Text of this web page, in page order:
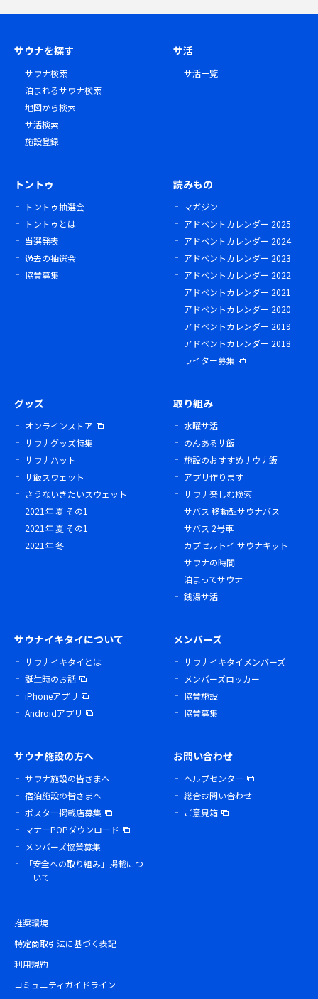
サウナを探す
サウナ検索
泊まれるサウナ検索
地図から検索
サ活検索
施設登録
サ活
サ活一覧
トントゥ
トントゥ抽選会
トントゥとは
当選発表
過去の抽選会
協賛募集
読みもの
マガジン
アドベントカレンダー 2025
アドベントカレンダー 2024
アドベントカレンダー 2023
アドベントカレンダー 2022
アドベントカレンダー 2021
アドベントカレンダー 2020
アドベントカレンダー 2019
アドベントカレンダー 2018
ライター募集
グッズ
オンラインストア
サウナグッズ特集
サウナハット
サ飯スウェット
さうないきたいスウェット
2021年 夏 その1
2021年 夏 その1
2021年 冬
取り組み
水曜サ活
のんあるサ飯
施設のおすすめサウナ飯
アプリ作ります
サウナ楽しむ検索
サバス 移動型サウナバス
サバス 2号車
カプセルトイ サウナキット
サウナの時間
泊まってサウナ
銭湯サ活
サウナイキタイについて
サウナイキタイとは
誕生時のお話
iPhoneアプリ
Androidアプリ
メンバーズ
サウナイキタイメンバーズ
メンバーズロッカー
協賛施設
協賛募集
サウナ施設の方へ
サウナ施設の皆さまへ
宿泊施設の皆さまへ
ポスター掲載店募集
マナーPOPダウンロード
メンバーズ協賛募集
「安全への取り組み」掲載につ
いて
お問い合わせ
ヘルプセンター
総合お問い合わせ
ご意見箱
推奨環境
特定商取引法に基づく表記
利用規約
コミュニティガイドライン